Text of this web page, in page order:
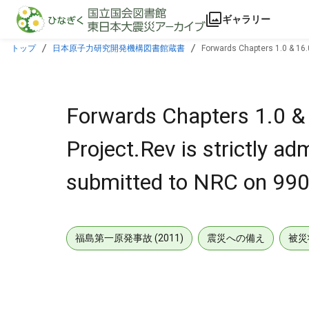
本文に飛ぶ
ギャラリー
トップ 日本原子力研究開発機構図書館蔵書 Forwards Chapters 1.0 &
Forwards Chapters 1.0
Project.Rev is strictly
submitted to NRC on
福島第一原発事故 (2011) 震災への備え 被災